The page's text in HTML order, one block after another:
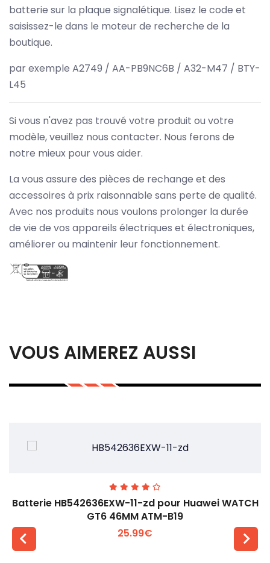
batterie sur la plaque signalétique. Lisez le code et
saisissez-le dans le moteur de recherche de la
boutique.
par exemple A2749 / AA-PB9NC6B / A32-M47 / BTY-
L45
Si vous n'avez pas trouvé votre produit ou votre
modèle, veuillez nous contacter. Nous ferons de
notre mieux pour vous aider.
La vous assure des pièces de rechange et des
accessoires à prix raisonnable sans perte de qualité.
Avec nos produits nous voulons prolonger la durée
de vie de vos appareils électriques et électroniques,
améliorer ou maintenir leur fonctionnement.
VOUS AIMEREZ AUSSI
Batterie HB542636EXW-11-zd pour Huawei WATCH
GT6 46MM ATM-B19
25.99€